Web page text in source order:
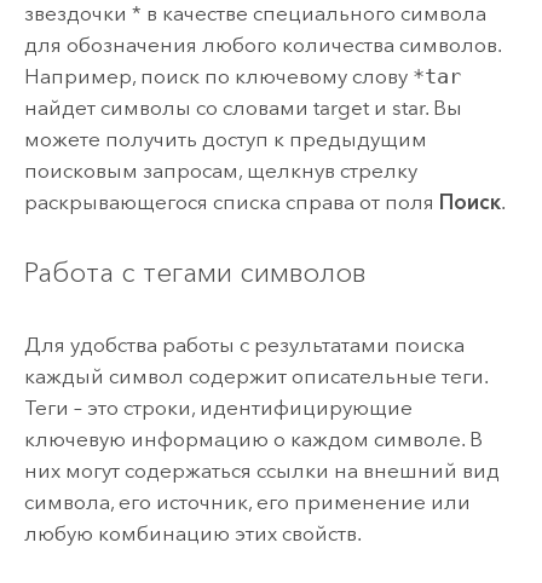
звездочки * в качестве специального символа
для обозначения любого количества символов.
Например, поиск по ключевому слову *tar
найдет символы со словами target и star. Вы
можете получить доступ к предыдущим
поисковым запросам, щелкнув стрелку
раскрывающегося списка справа от поля Поиск.
Работа с тегами символов
Для удобства работы с результатами поиска
каждый символ содержит описательные теги.
Теги – это строки, идентифицирующие
ключевую информацию о каждом символе. В
них могут содержаться ссылки на внешний вид
символа, его источник, его применение или
любую комбинацию этих свойств.